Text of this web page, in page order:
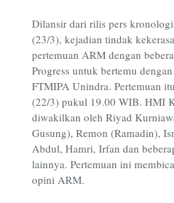
Dilansir dari rilis pers kronologi
(23/3), kejadian tindak
pertemuan ARM dengan
Progress untuk bertemu
FTMIPA Unindra. Pertemuan
(22/3) pukul 19.00 WIB. HMI
diwakilkan oleh Riyad
Gusung), Remon (Ramadin),
Abdul, Hamri, Irfan dan
lainnya. Pertemuan ini
opini ARM.